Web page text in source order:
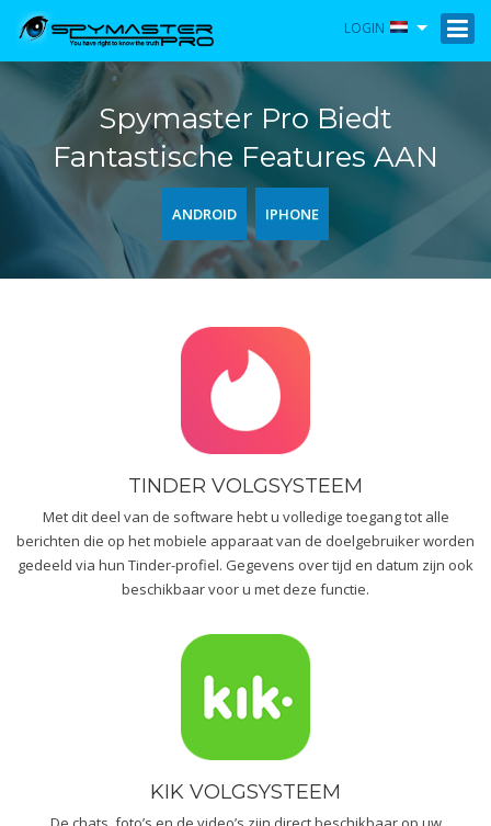
LOGIN
Spymaster Pro Biedt
Fantastische Features AAN
ANDROID IPHONE
TINDER VOLGSYSTEEM
Met dit deel van de software hebt u volledige toegang tot alle
berichten die op het mobiele apparaat van de doelgebruiker worden
gedeeld via hun Tinder-profiel. Gegevens over tijd en datum zijn ook
beschikbaar voor u met deze functie.
KIK VOLGSYSTEEM